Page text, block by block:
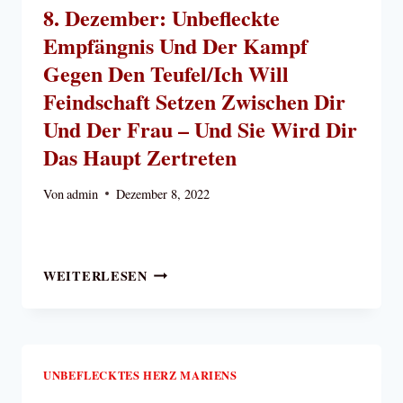
8. Dezember: Unbefleckte
Empfängnis Und Der Kampf
Gegen Den Teufel/Ich Will
Feindschaft Setzen Zwischen Dir
Und Der Frau – Und Sie Wird Dir
Das Haupt Zertreten
Vonadmin Dezember 8, 2022
WEITERLESEN8.
DER
UNBEFLECKTES HERZ MARIENS